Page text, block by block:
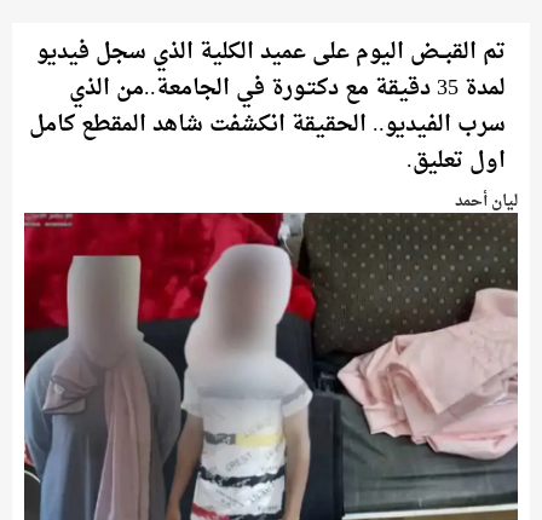
تم القبــض اليوم على عميد الكلية الذي سجل فيديو
لمدة 35 دقيقة مع دكتـورة في الجامعة..من الذي
سرب الفيديو.. الحقيقة انكشفت شاهد المقطع كامل
اول تعليق.
ليان أحمد